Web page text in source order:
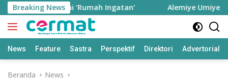
Langsung
ke
konten
Breaking News
sebagai ‘Rumah Ingatan’ Alemiye Umiye,
News Feature Sastra Perspektif Direktori Advertorial
Beranda News